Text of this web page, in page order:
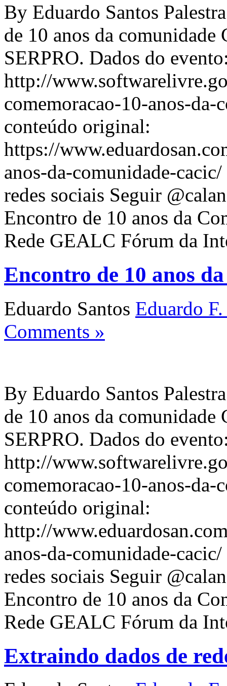
By Eduardo Santos
de 10 anos da
SERPRO. Dados do
http://
comemoracao-10-anos-
conteúdo original:
https://
anos-da-comunidade-
redes sociais Seguir
Encontro de 10 anos da
Rede GEALC Fórum da
Encontro de 10 anos
Eduardo Santos Eduardo
Comments »
By Eduardo Santos
de 10 anos da
SERPRO. Dados do
http://
comemoracao-10-anos-
conteúdo original:
http://
anos-da-comunidade-
redes sociais Seguir
Encontro de 10 anos da
Rede GEALC Fórum da
Extraindo dados de